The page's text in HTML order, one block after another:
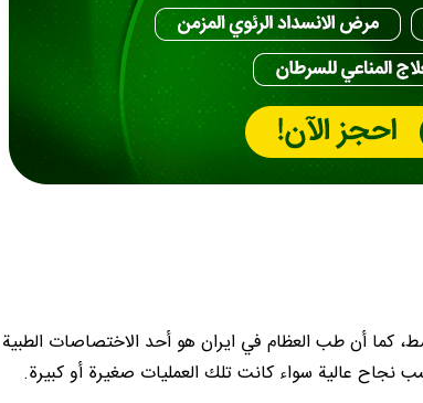
كما أن طب العظام في ايران هو أحد الاختصاصات الطبية
نجاح عالية سواء كانت تلك العمليات صغيرة أو كبيرة.